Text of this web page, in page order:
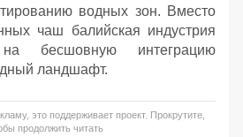
водных зон. Вместо
чаш балийская индустрия
бесшовную интеграцию
ландшафт.
это поддерживает проект. Прокрутите,
продолжить читать